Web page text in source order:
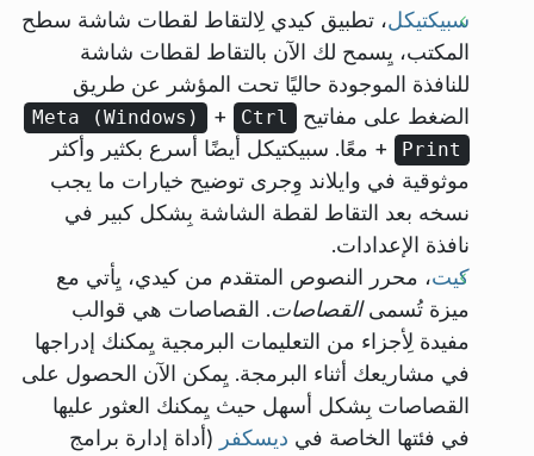
سبيكتيكل، تطبيق كيدي لِالتقاط لقطات شاشة سطح
المكتب، يِسمح لك الآن بالتقاط لقطات شاشة
للنافذة الموجودة حاليًا تحت المؤشر عن طريق
الضغط على مفاتيح
Meta (Windows) + Ctrl
+ Print
معًا. سبيكتيكل أيضًا أسرع بكثير وأكثر
موثوقية في وايلاند وِجرى توضيح خيارات ما يجب
نسخه بعد التقاط لقطة الشاشة بِشكل كبير في
نافذة الإعدادات.
كيت، محرر النصوص المتقدم من كيدي، يِأتي مع
ميزة تُسمىالقصاصات. القصاصات هي قوالب
مفيدة لِأجزاء من التعليمات البرمجية يِمكنك إدراجها
في مشاريعك أثناء البرمجة. يِمكن الآن الحصول على
القصاصات بِشكل أسهل حيث يِمكنك العثور عليها
في فئتها الخاصة في ديسكفر (أداة إدارة برامج